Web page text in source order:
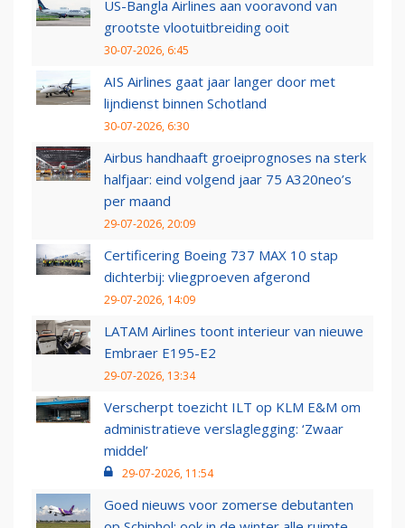
US-Bangla Airlines aan vooravond van
grootste vlootuitbreiding ooit
30-07-2026, 6:45
AIS Airlines gaat jaar langer door met
lijndienst binnen Schotland
30-07-2026, 6:30
Airbus handhaaft groeiprognoses na sterk
halfjaar: eind volgend jaar 75 A320neo’s
per maand
29-07-2026, 20:09
Certificering Boeing 737 MAX 10 stap
dichterbij: vliegproeven afgerond
29-07-2026, 14:09
LATAM Airlines toont interieur van nieuwe
Embraer E195-E2
29-07-2026, 13:34
Verscherpt toezicht ILT op KLM E&M om
administratieve verslaglegging: ‘Zwaar
middel’
29-07-2026, 11:54
Goed nieuws voor zomerse debutanten